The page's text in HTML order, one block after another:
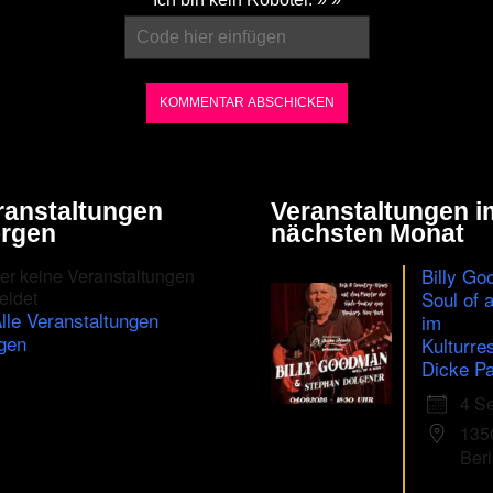
keine Veranstaltungen
Veranstaltungen
Veranstaltungen
nächsten Monat
Billy
Soul of
im
Dicke
4